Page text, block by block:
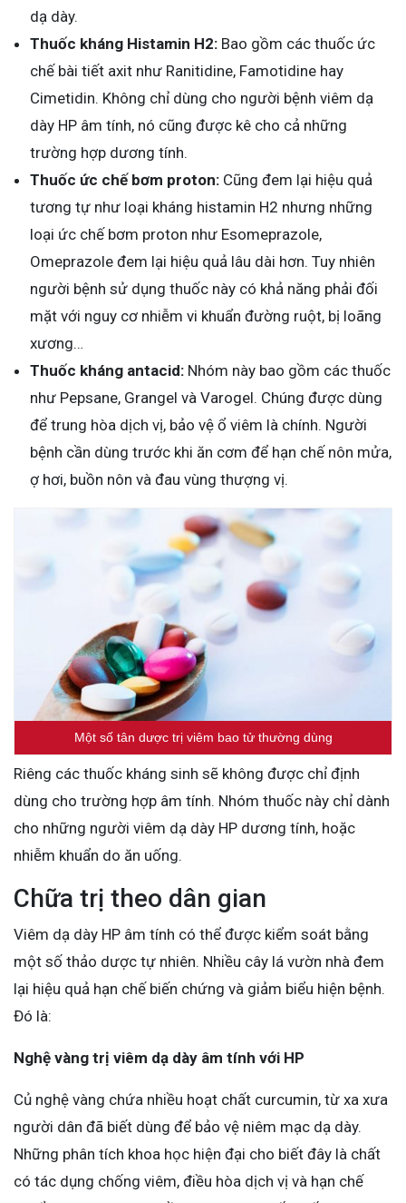
dạ dày.
Thuốc kháng Histamin H2: Bao gồm các thuốc ức
chế bài tiết axit như Ranitidine, Famotidine hay
Cimetidin. Không chỉ dùng cho người bệnh viêm dạ
dày HP âm tính, nó cũng được kê cho cả những
trường hợp dương tính.
Thuốc ức chế bơm proton: Cũng đem lại hiệu quả
tương tự như loại kháng histamin H2 nhưng những
loại ức chế bơm proton như Esomeprazole,
Omeprazole đem lại hiệu quả lâu dài hơn. Tuy nhiên
người bệnh sử dụng thuốc này có khả năng phải đối
mặt với nguy cơ nhiễm vi khuẩn đường ruột, bị loãng
xương…
Thuốc kháng antacid: Nhóm này bao gồm các thuốc
như Pepsane, Grangel và Varogel. Chúng được dùng
để trung hòa dịch vị, bảo vệ ổ viêm là chính. Người
bệnh cần dùng trước khi ăn cơm để hạn chế nôn mửa,
ợ hơi, buồn nôn và đau vùng thượng vị.
Một số tân dược trị viêm bao tử thường dùng
Riêng các thuốc kháng sinh sẽ không được chỉ định
dùng cho trường hợp âm tính. Nhóm thuốc này chỉ dành
cho những người viêm dạ dày HP dương tính, hoặc
nhiễm khuẩn do ăn uống.
Chữa trị theo dân gian
Viêm dạ dày HP âm tính có thể được kiểm soát bằng
một số thảo dược tự nhiên. Nhiều cây lá vườn nhà đem
lại hiệu quả hạn chế biến chứng và giảm biểu hiện bệnh.
Đó là:
Nghệ vàng trị viêm dạ dày âm tính với HP
Củ nghệ vàng chứa nhiều hoạt chất curcumin, từ xa xưa
người dân đã biết dùng để bảo vệ niêm mạc dạ dày.
Những phân tích khoa học hiện đại cho biết đây là chất
có tác dụng chống viêm, điều hòa dịch vị và hạn chế